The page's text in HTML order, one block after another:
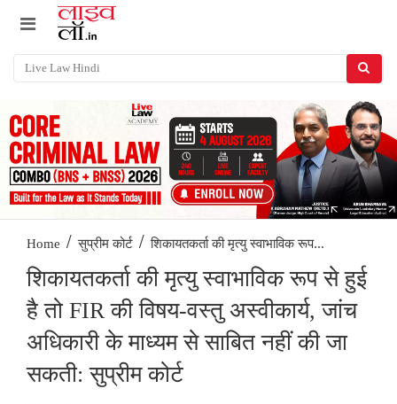
Home / सुप्रीम कोर्ट / शिकायतकर्ता की मृत्यु स्वाभाविक रूप...
शिकायतकर्ता की मृत्यु स्वाभाविक रूप से हुई
है तो FIR की विषय-वस्तु अस्वीकार्य, जांच
अधिकारी के माध्यम से साबित नहीं की जा
सकती: सुप्रीम कोर्ट